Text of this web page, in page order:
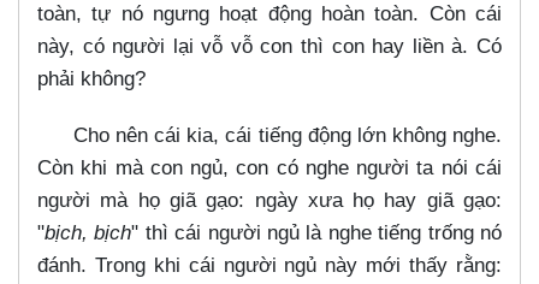
toàn, tự nó ngưng hoạt động hoàn toàn. Còn cái
này, có người lại vỗ vỗ con thì con hay liền à. Có
phải không?
Cho nên cái kia, cái tiếng động lớn không nghe.
Còn khi mà con ngủ, con có nghe người ta nói cái
người mà họ giã gạo: ngày xưa họ hay giã gạo:
"bịch, bịch" thì cái người ngủ là nghe tiếng trống nó
đánh. Trong khi cái người ngủ này mới thấy rằng: